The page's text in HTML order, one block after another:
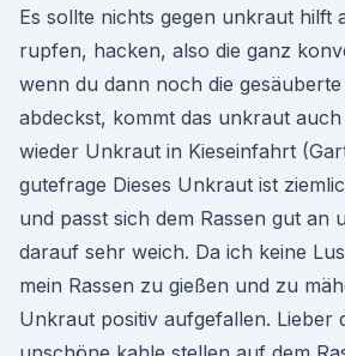
Es sollte nichts gegen unkraut hilft
rupfen, hacken, also die ganz
wenn du dann noch die
abdeckst, kommt das unkraut
wieder Unkraut in Kieseinfahrt
gutefrage Dieses Unkraut ist
und passt sich dem Rassen gut an
darauf sehr weich. Da ich keine
mein Rassen zu gießen und zu
Unkraut positiv aufgefallen. Lieber